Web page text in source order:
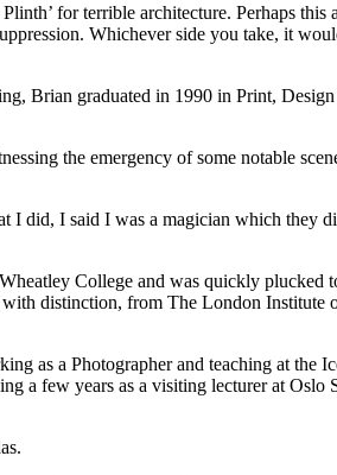
for terrible architecture. Perhaps
Whichever side you take, it
Brian graduated in 1990 in Print,
the emergency of some notable
did, I said I was a magician which they
College and was quickly plucked
with distinction, from The London
as a Photographer and teaching at the
a few years as a visiting lecturer at